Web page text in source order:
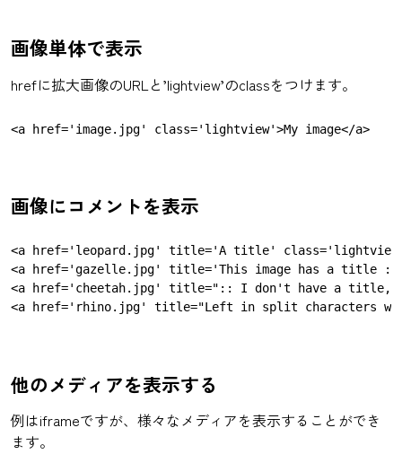
画像単体で表示
hrefに拡大画像のURLと’lightview’のclassをつけます。
画像にコメントを表示
<a href='leopard.jpg' title='A title' class='lightview'
<a href='gazelle.jpg' title='This image has a title ::
<a href='cheetah.jpg' title=":: I don't have a title,
他のメディアを表示する
例はiframeですが、様々なメディアを表示することができ
ます。